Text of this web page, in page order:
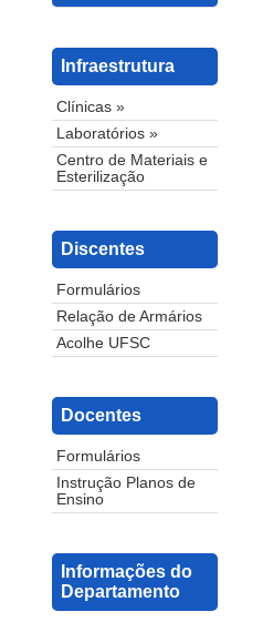
Infraestrutura
Clínicas »
Laboratórios »
Centro de Materiais e
Esterilização
Discentes
Formulários
Relação de Armários
Acolhe UFSC
Docentes
Formulários
Instrução Planos de
Ensino
Informações do
Departamento